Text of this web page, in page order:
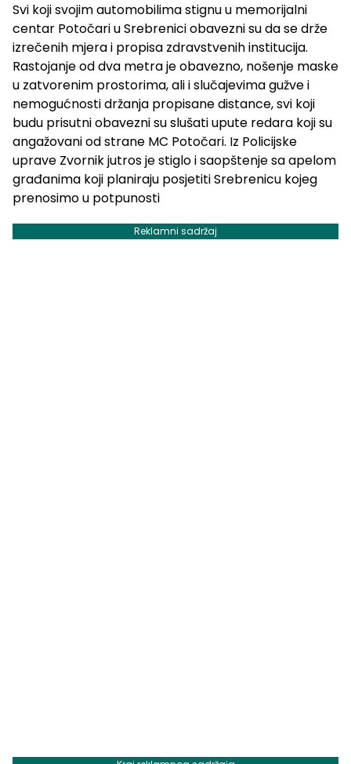
Svi koji svojim automobilima stignu u memorijalni
centar Potočari u Srebrenici obavezni su da se drže
izrečenih mjera i propisa zdravstvenih institucija.
Rastojanje od dva metra je obavezno, nošenje maske
u zatvorenim prostorima, ali i slučajevima gužve i
nemogućnosti držanja propisane distance, svi koji
budu prisutni obavezni su slušati upute redara koji su
angažovani od strane MC Potočari. Iz Policijske
uprave Zvornik jutros je stiglo i saopštenje sa apelom
građanima koji planiraju posjetiti Srebrenicu kojeg
prenosimo u potpunosti
Reklamni sadržaj